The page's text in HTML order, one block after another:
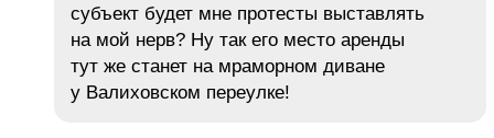
субъект будет мне протесты выставлять
на мой нерв? Ну так его место аренды
тут же станет на мраморном диване
у Валиховском переулке!